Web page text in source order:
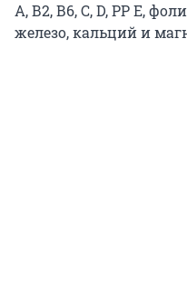
А, В2, В6, С, D, РР Е,
железо, кальций и